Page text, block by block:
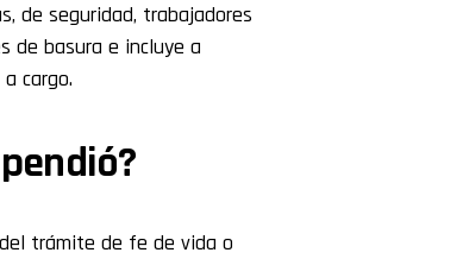
de seguridad, trabajadores
de basura e incluye a
cargo.
trámite de fe de vida o